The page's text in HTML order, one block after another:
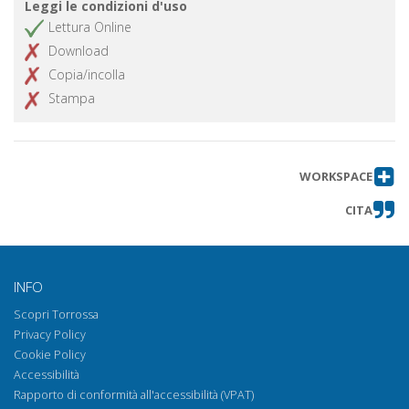
Leggi le condizioni d'uso
Lettura Online
Download
Copia/incolla
Stampa
WORKSPACE
CITA
INFO
Scopri Torrossa
Privacy Policy
Cookie Policy
Accessibilità
Rapporto di conformità all'accessibilità (VPAT)